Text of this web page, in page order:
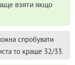
взяти якщо
спробувати
то краще 32/33.